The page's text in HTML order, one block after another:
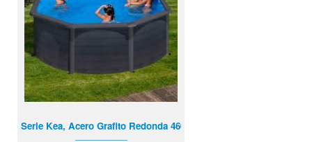
Serie Kea, Acero Grafito Redonda 460 x 120 cm